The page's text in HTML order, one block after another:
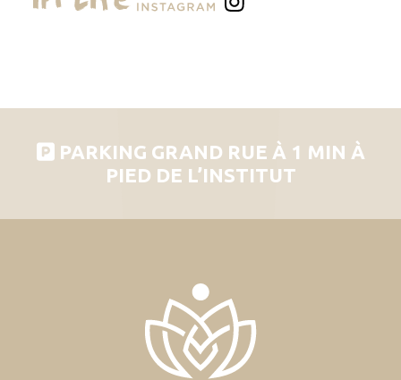
PARKING GRAND RUE À 1 MIN À
PIED DE L’INSTITUT